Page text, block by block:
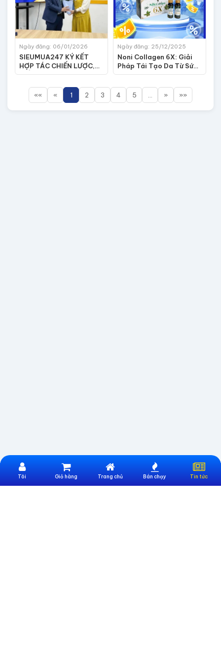
Ngày đăng: 06/01/2026
SIEUMUA247 KÝ KẾT
HỢP TÁC CHIẾN LƯỢC,
KIẾN TẠO LỘ TRÌNH
ĐẾN 2026
Ngày đăng: 25/12/2025
Noni Collagen 6X: Giải
Pháp Tái Tạo Da Từ Sức
Mạnh Kép Của Nhàu Và
««
« 1 2 3 4 5 » »»
Tôi Giỏ hàng Trang chủ Bán chạy Tin tức